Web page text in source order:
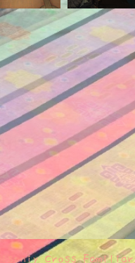
Distniy Cross Familiar